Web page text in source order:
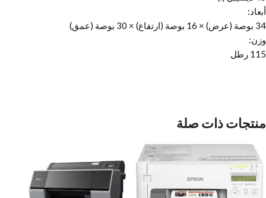
أبعاد:
34 بوصة (عرض) × 16 بوصة (ارتفاع) × 30 بوصة (عمق)
وزن:
115 رطل
منتجات ذات صلة